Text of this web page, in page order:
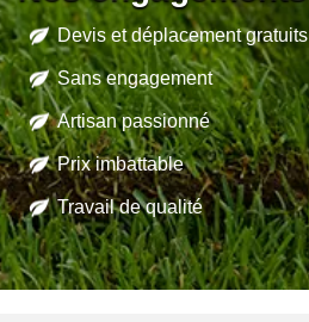
Devis et déplacement gratuits
Sans engagement
Artisan passionné
Prix imbattable
Travail de qualité